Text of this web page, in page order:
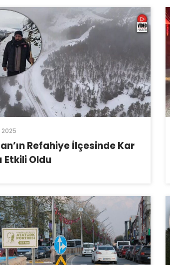
2025
Refahiye İlçesinde Kar
Etkili Oldu